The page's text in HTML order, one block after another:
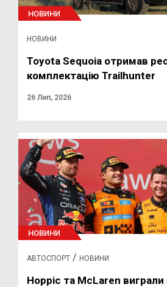
НОВИНИ
НОВИНИ
Toyota Sequoia отримав
комплектацію Trailhunter
26 Лип, 2026
НОВИНИ
АВТОСПОРТ / НОВИНИ
Норріс та McLaren